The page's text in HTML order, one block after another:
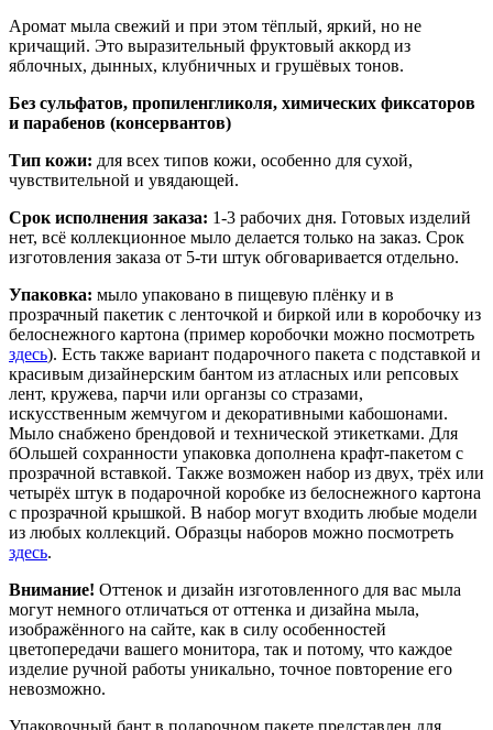
Аромат мыла свежий и при этом тёплый, яркий, но не
кричащий. Это выразительный фруктовый аккорд из
яблочных, дынных, клубничных и грушёвых тонов.
Без сульфатов, пропиленгликоля, химических фиксаторов
и парабенов (консервантов)
Тип кожи: для всех типов кожи, особенно для сухой,
чувствительной и увядающей.
Срок исполнения заказа: 1-3 рабочих дня. Готовых изделий
нет, всё коллекционное мыло делается только на заказ. Срок
изготовления заказа от 5-ти штук обговаривается отдельно.
Упаковка: мыло упаковано в пищевую плёнку и в
прозрачный пакетик с ленточкой и биркой или в коробочку из
белоснежного картона (пример коробочки можно посмотреть
здесь). Есть также вариант подарочного пакета с подставкой и
красивым дизайнерским бантом из атласных или репсовых
лент, кружева, парчи или органзы со стразами,
искусственным жемчугом и декоративными кабошонами.
Мыло снабжено брендовой и технической этикетками. Для
бОльшей сохранности упаковка дополнена крафт-пакетом с
прозрачной вставкой. Также возможен набор из двух, трёх или
четырёх штук в подарочной коробке из белоснежного картона
с прозрачной крышкой. В набор могут входить любые модели
из любых коллекций. Образцы наборов можно посмотреть
здесь.
Внимание! Оттенок и дизайн изготовленного для вас мыла
могут немного отличаться от оттенка и дизайна мыла,
изображённого на сайте, как в силу особенностей
цветопередачи вашего монитора, так и потому, что каждое
изделие ручной работы уникально, точное повторение его
невозможно.